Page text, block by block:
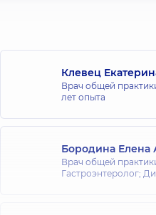
Клевец
Врач общей
лет опыта
Бородина Елена
Врач общей
Гастроэнтеролог;